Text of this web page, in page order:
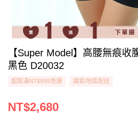
【Super Model】高腰無痕收
黑色 D20032
超取滿NT$999免運 國家/地區配送
NT$2,680